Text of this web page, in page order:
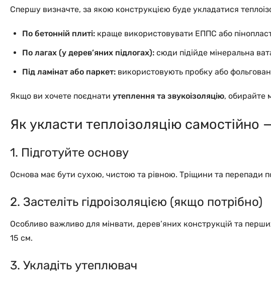
Спершу визначте, за якою конструкцією буде укладатися
По бетонній плиті: краще використовувати ЕППС або
По лагах (у дерев’яних підлогах): сюди підійде мінеральна
Під ламінат або паркет: використовують пробку або
Якщо ви хочете поєднати утеплення та звукоізоляцію, обирайте
Як укласти теплоізоляцію самостійно
1. Підготуйте основу
Основа має бути сухою, чистою та рівною. Тріщини та перепади
2. Застеліть гідроізоляцією (якщо потрібно)
Особливо важливо для мінвати, дерев’яних конструкцій та
15 см.
3. Укладіть утеплювач